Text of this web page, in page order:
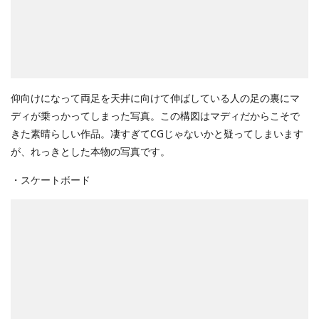
仰向けになって両足を天井に向けて伸ばしている人の足の裏にマ
ディが乗っかってしまった写真。この構図はマディだからこそで
きた素晴らしい作品。凄すぎてCGじゃないかと疑ってしまいます
が、れっきとした本物の写真です。
・スケートボード